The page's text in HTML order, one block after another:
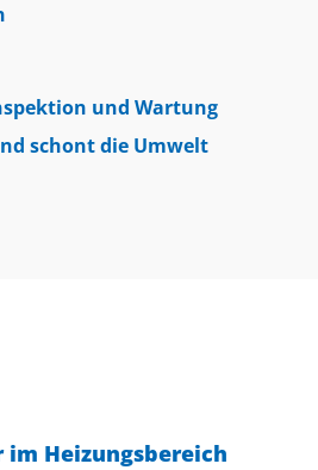
und Wartung
schont die Umwelt
im Heizungsbereich